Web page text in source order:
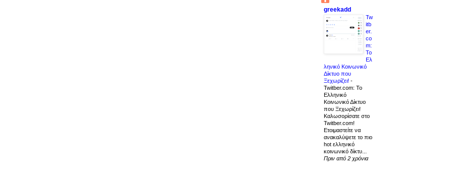
greekadd
Tw
itb
er.
co
m:
Το
Ελ
ληνικό Κοινωνικό
Δίκτυο που
Ξεχωρίζει! -
Twitber.com: Το
Ελληνικό
Κοινωνικό Δίκτυο
που Ξεχωρίζει!
Καλωσορίσατε στο
Twitber.com!
Ετοιμαστείτε να
ανακαλύψετε το πιο
hot ελληνικό
κοινωνικό δίκτυ...
Πριν από 2 χρόνια